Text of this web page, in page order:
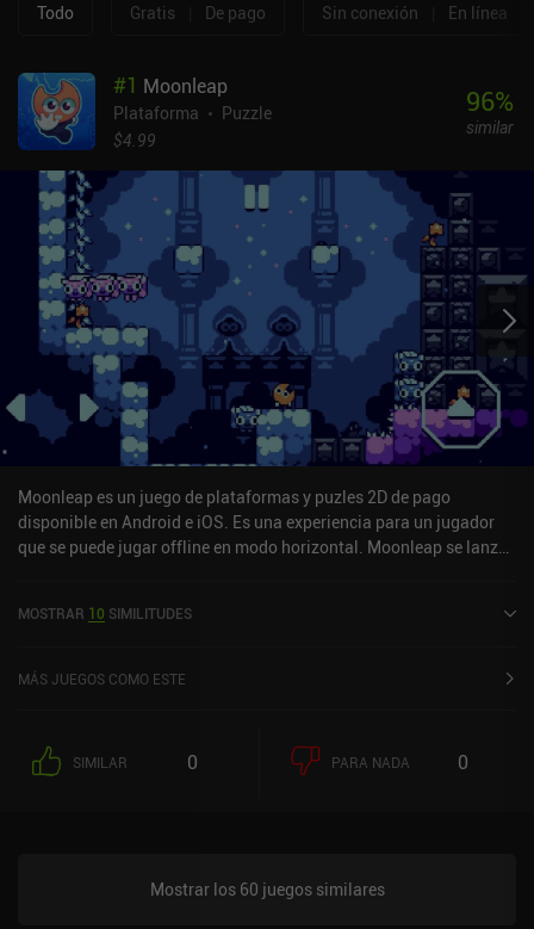
Todo Gratis De pago Sin conexión En línea
#1 Moonleap
Plataforma
Puzzle
$4.99
96%
similar
Moonleap es un juego de plataformas y puzles 2D de pago
disponible en Android e iOS. Es una experiencia para un jugador
que se puede jugar offline en modo horizontal. Moonleap se lanzó
MOSTRAR 10 SIMILITUDES
MÁS JUEGOS COMO ESTE
SIMILAR 0 PARA NADA 0
Mostrar los 60 juegos similares